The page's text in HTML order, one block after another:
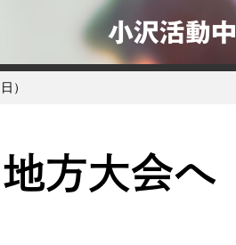
小沢活動中
）
方大会へ